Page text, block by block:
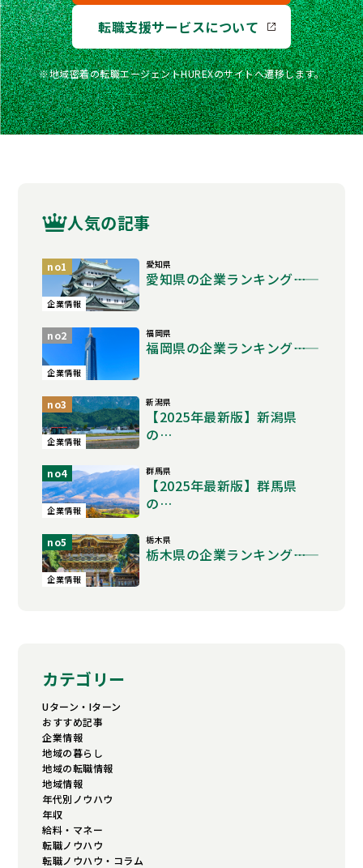
転職支援サービスについて
※地域密着の転職エージェントHUREXのサイトへ遷移します。
人気の記事
no1
企業情報
愛知県
愛知県の企業ランキング――…
no2
企業情報
福岡県
福岡県の企業ランキング――…
no3
企業情報
新潟県
【2025年最新版】新潟県
の…
no4
企業情報
群馬県
【2025年最新版】群馬県
の…
no5
企業情報
栃木県
栃木県の企業ランキング――…
カテゴリー
Uターン・Iターン
おすすめ記事
企業情報
地域の暮らし
地域の転職情報
地域情報
年代別ノウハウ
年収
給料・マネー
転職ノウハウ
転職ノウハウ・コラム